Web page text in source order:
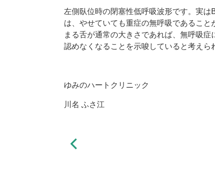
左側臥位時の閉塞性低呼吸波形です。実は
は、やせていても重症の無呼吸であるこ
まる舌が通常の大きさであれば、無呼吸
認めなくなることを示唆していると考えら
ゆみのハートクリニック
川名 ふさ江